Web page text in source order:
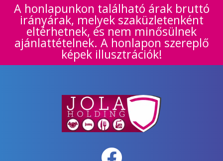
A honlapunkon található árak bruttó
irányárak, melyek szaküzletenként
eltérhetnek, és nem minősülnek
ajánlattételnek. A honlapon szereplő
képek illusztrációk!